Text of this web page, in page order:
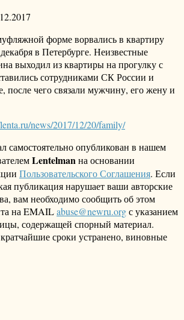
форме ворвались в квартиру
в Петербурге. Неизвестные
выходил из квартиры на прогулку с
сотрудниками СК России и
чего связали мужчину, его жену и
news/2017/12/20/family/
самостоятельно опубликован в нашем
Lentelmanна основании
Пользовательского Соглашения. Если
публикация нарушает ваши авторские
вам необходимо сообщить об этом
на EMAILabuse@newru.orgс указанием
содержащей спорный материал.
сроки устранено, виновные